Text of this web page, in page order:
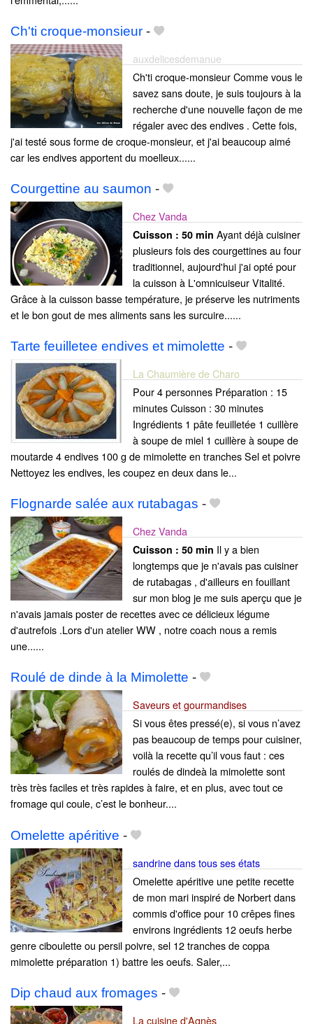
Ch'ti croque-monsieur -
auxdelicesdemanue
Ch'ti croque-monsieur Comme vous le
savez sans doute, je suis toujours à la
recherche d'une nouvelle façon de me
régaler avec des endives . Cette fois,
j'ai testé sous forme de croque-monsieur, et j'ai beaucoup aimé
car les endives apportent du moelleux......
Courgettine au saumon -
Chez Vanda
Cuisson : 50 min Ayant déjà cuisiner
plusieurs fois des courgettines au four
traditionnel, aujourd'hui j'ai opté pour
la cuisson à L'omnicuiseur Vitalité.
Grâce à la cuisson basse température, je préserve les nutriments
et le bon gout de mes aliments sans les surcuire......
Tarte feuilletee endives et mimolette -
La Chaumière de Charo
Pour 4 personnes Préparation : 15
minutes Cuisson : 30 minutes
Ingrédients 1 pâte feuilletée 1 cuillère
à soupe de miel 1 cuillère à soupe de
moutarde 4 endives 100 g de mimolette en tranches Sel et poivre
Nettoyez les endives, les coupez en deux dans le...
Flognarde salée aux rutabagas -
Chez Vanda
Cuisson : 50 min Il y a bien
longtemps que je n'avais pas cuisiner
de rutabagas , d'ailleurs en fouillant
sur mon blog je me suis aperçu que je
n'avais jamais poster de recettes avec ce délicieux légume
d'autrefois .Lors d'un atelier WW , notre coach nous a remis
une......
Roulé de dinde à la Mimolette -
Saveurs et gourmandises
Si vous êtes pressé(e), si vous n’avez
pas beaucoup de temps pour cuisiner,
voilà la recette qu’il vous faut : ces
roulés de dindeà la mimolette sont
très très faciles et très rapides à faire, et en plus, avec tout ce
fromage qui coule, c’est le bonheur....
Omelette apéritive -
sandrine dans tous ses états
Omelette apéritive une petite recette
de mon mari inspiré de Norbert dans
commis d'office pour 10 crêpes fines
environs ingrédients 12 oeufs herbe
genre ciboulette ou persil poivre, sel 12 tranches de coppa
mimolette préparation 1) battre les oeufs. Saler,...
Dip chaud aux fromages -
La cuisine d'Agnès